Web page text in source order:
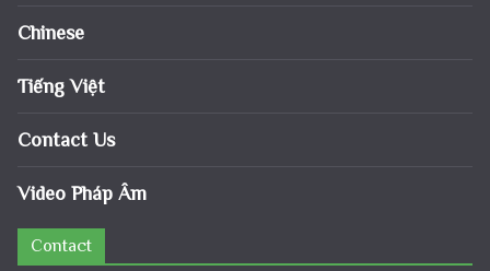
Chinese
Tiếng Việt
Contact Us
Video Pháp Âm
Contact